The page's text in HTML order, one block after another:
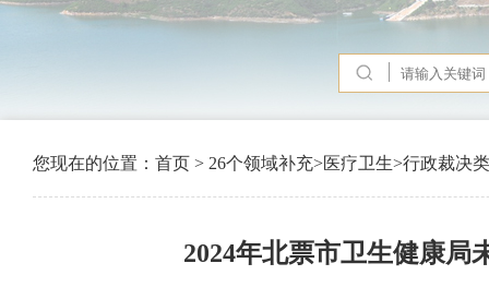
您现在的位置： 首页 > 26个领域补充>医疗卫生>行政裁决
2024年北票市卫生健康局